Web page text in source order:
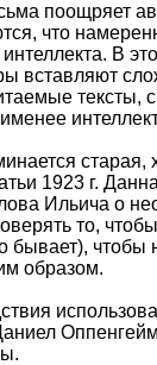
поощряет
что
В
вставляют
1923 г.
Ильича о
то,
бывает), чтобы
образом.